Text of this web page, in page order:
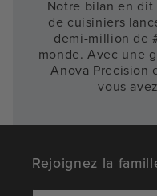
Notre bilan en
de cuisiniers
demi-million de
monde. Avec une
Anova Precision
vous
Rejoignez la